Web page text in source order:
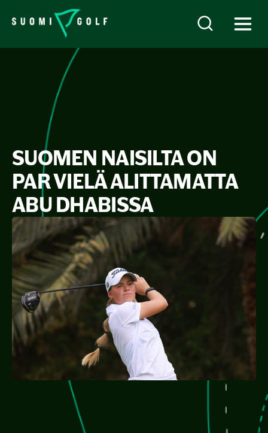
SUOMEN NAISILTA ON
PAR VIELÄ ALITTAMATTA
ABU DHABISSA